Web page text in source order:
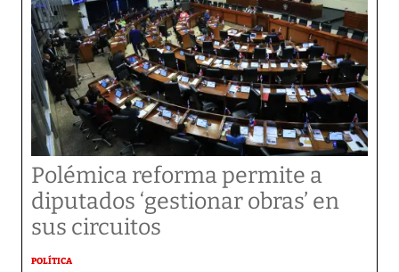
Polémica reforma permite a
diputados ‘gestionar obras’ en
sus circuitos
POLÍTICA